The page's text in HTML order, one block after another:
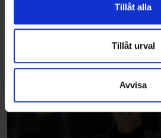
annons- och analysföretag som vi
Dessa kan i sin tur kombinera
information som du har
samlat in när du har använt deras
Tillåt alla
Tillåt urval
Avvisa